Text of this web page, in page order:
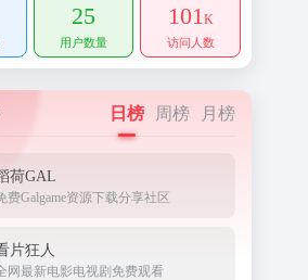
25
用户数量
101K
访问人数
日榜 周榜 月榜
荷GAL
费Galgame资源下载分享社区
片狂人
网最新电影电视剧免费观看